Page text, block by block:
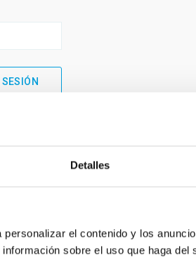
Detalles
el contenido y los
sobre el uso que haga del